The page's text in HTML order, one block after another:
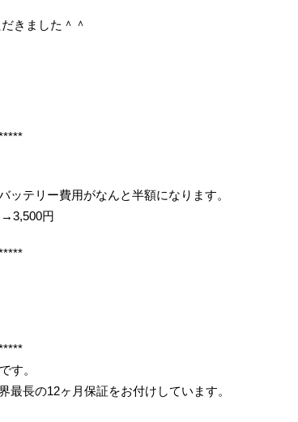
きました＾＾
ッテリー費用がなんと半額になります。
→3,500円
す。
長の12ヶ月保証をお付けしています。